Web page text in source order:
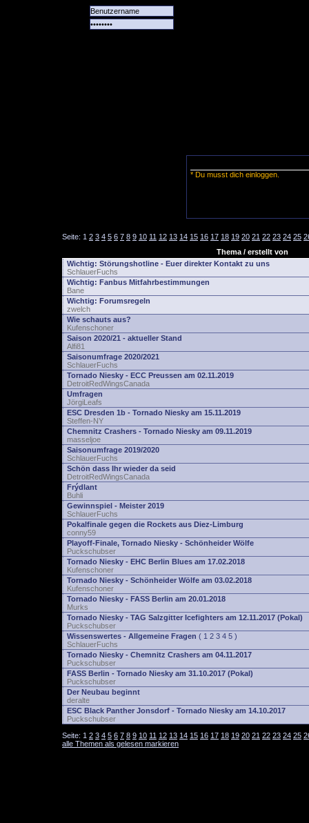
* Du musst dich einloggen.
Seite: 1 2 3 4 5 6 7 8 9 10 11 12 13 14 15 16 17 18 19 20 21 22 23 24 25
Thema / erstellt von
Wichtig: Störungshotline - Euer direkter Kontakt zu uns
SchlauerFuchs
Wichtig: Fanbus Mitfahrbestimmungen
Bane
Wichtig: Forumsregeln
zwelch
Wie schauts aus?
Kufenschoner
Saison 2020/21 - aktueller Stand
Alfi81
Saisonumfrage 2020/2021
SchlauerFuchs
Tornado Niesky - ECC Preussen am 02.11.2019
DetroitRedWingsCanada
Umfragen
JörgiLeafs
ESC Dresden 1b - Tornado Niesky am 15.11.2019
Steffen-NY
Chemnitz Crashers - Tornado Niesky am 09.11.2019
masseljoe
Saisonumfrage 2019/2020
SchlauerFuchs
Schön dass Ihr wieder da seid
DetroitRedWingsCanada
Frýdlant
Buhli
Gewinnspiel - Meister 2019
SchlauerFuchs
Pokalfinale gegen die Rockets aus Diez-Limburg
conny59
Playoff-Finale, Tornado Niesky - Schönheider Wölfe
Puckschubser
Tornado Niesky - EHC Berlin Blues am 17.02.2018
Kufenschoner
Tornado Niesky - Schönheider Wölfe am 03.02.2018
Kufenschoner
Tornado Niesky - FASS Berlin am 20.01.2018
Murks
Tornado Niesky - TAG Salzgitter Icefighters am 12.11.2017 (Pokal)
Puckschubser
Wissenswertes - Allgemeine Fragen ( 1 2 3 4 5 )
SchlauerFuchs
Tornado Niesky - Chemnitz Crashers am 04.11.2017
Puckschubser
FASS Berlin - Tornado Niesky am 31.10.2017 (Pokal)
Puckschubser
Der Neubau beginnt
deralte
ESC Black Panther Jonsdorf - Tornado Niesky am 14.10.2017
Puckschubser
Seite: 1 2 3 4 5 6 7 8 9 10 11 12 13 14 15 16 17 18 19 20 21 22 23 24 25
alle Themen als gelesen markieren